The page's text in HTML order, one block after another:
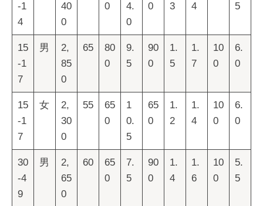
-1
4
40
0
0
4.
0
0
3
4
5
15
-1
7
男
2,
85
0
65
80
0
9.
5
90
0
1.
5
1.
7
10
0
6.
0
15
-1
7
女
2,
30
0
55
65
0
1
0.
5
65
0
1.
2
1.
4
10
0
6.
0
30
-4
9
男
2,
65
0
60
65
0
7.
5
90
0
1.
4
1.
6
10
0
5.
5